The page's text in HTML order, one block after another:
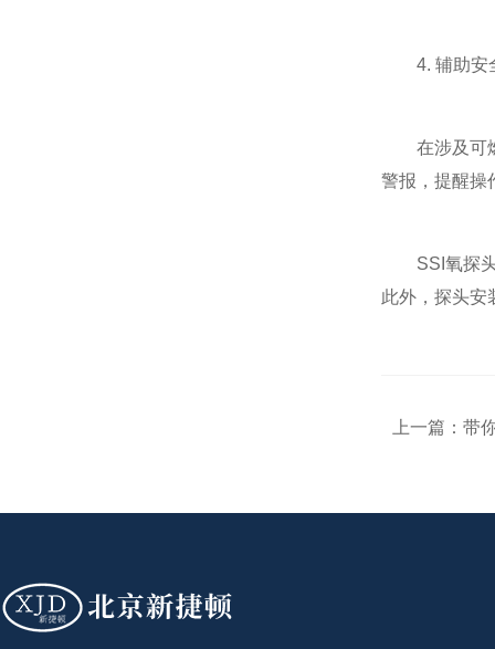
4. 辅助安
在涉及可燃
警报，提醒操
SSI氧探头
此外，探头安
上一篇： 带